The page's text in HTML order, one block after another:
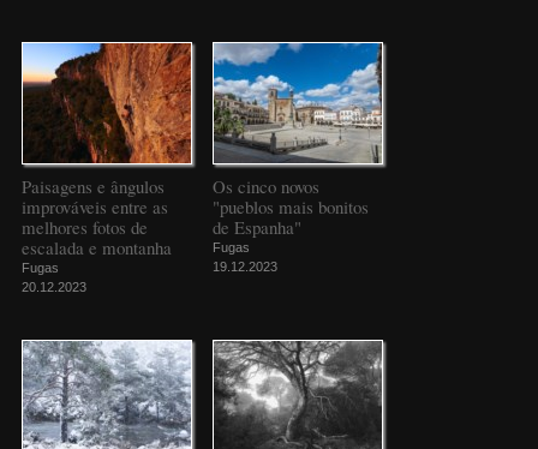
Paisagens e ângulos
improváveis entre as
melhores fotos de
escalada e montanha
Fugas
20.12.2023
Os cinco novos
"pueblos mais bonitos
de Espanha"
Fugas
19.12.2023